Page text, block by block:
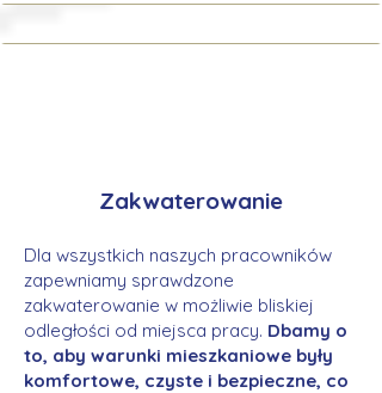
Zakwaterowanie
Dla wszystkich naszych pracowników
zapewniamy sprawdzone
zakwaterowanie w możliwie bliskiej
odległości od miejsca pracy. Dbamy o
to, aby warunki mieszkaniowe były
komfortowe, czyste i bezpieczne, co